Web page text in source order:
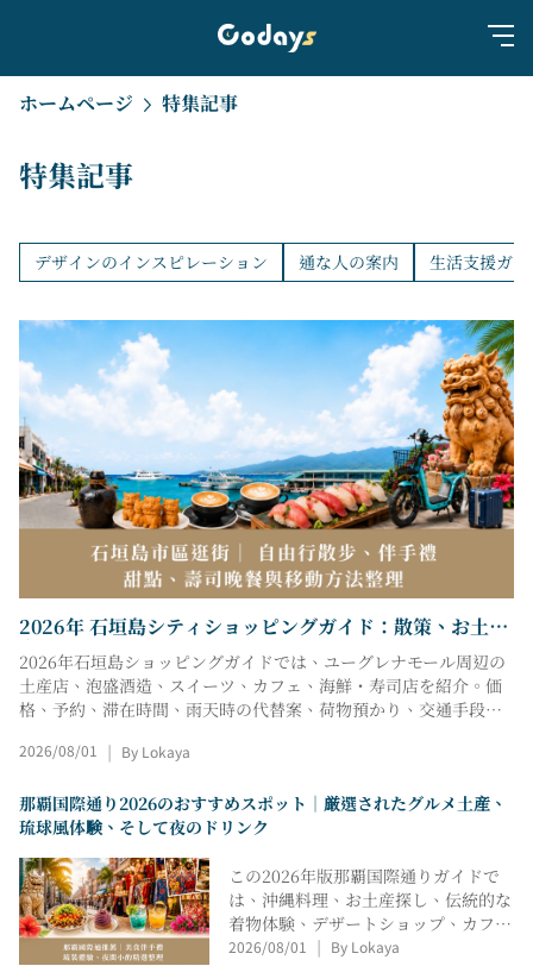
ホームページ 特集記事
特集記事
デザインのインスピレーション 通な人の案内 生活支援ガイ
2026年 石垣島シティショッピングガイド：散策、お土
産、デザート、寿司ディナー、交通案内
2026年石垣島ショッピングガイドでは、ユーグレナモール周辺の
土産店、泡盛酒造、スイーツ、カフェ、海鮮・寿司店を紹介。価
格、予約、滞在時間、雨天時の代替案、荷物預かり、交通手段を
ます。
2026/08/01 By Lokaya
那覇国際通り2026のおすすめスポット｜厳選されたグルメ土産、
琉球風体験、そして夜のドリンク
この2026年版那覇国際通りガイドで
は、沖縄料理、お土産探し、伝統的な
着物体験、デザートショップ、カフ
ェ・バーなど、厳選されたおすすめス
2026/08/01 By Lokaya